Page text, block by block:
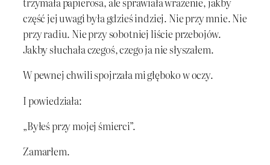
część jej uwagi była gdzieś indziej. Nie przy mnie. Nie
przy radiu. Nie przy sobotniej liście przebojów.
Jakby słuchała czegoś, czego ja nie słyszałem.
W pewnej chwili spojrzała mi głęboko w oczy.
I powiedziała:
„Byłeś przy mojej śmierci”.
Zamarłem.